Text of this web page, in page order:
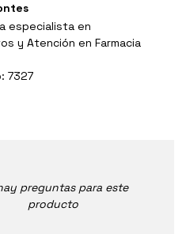
especialista en
y Atención en Farmacia
7327
preguntas para este
producto